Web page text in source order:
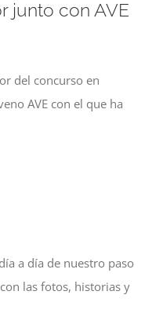
junto con AVE
del concurso en
AVE con el que ha
a día de nuestro paso
las fotos, historias y